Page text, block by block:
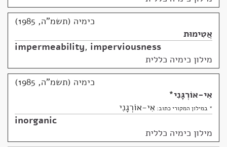
כימיה (תשמ"ה, 1985)
אֲטִימוּת
impermeability, imperviousness
מילון כימיה כללית
כימיה (תשמ"ה, 1985)
אִי-אוֹרְגָּנִי*
* במילון המקורי כתוב: אִי-אוֹרְגָנִי
inorganic
מילון כימיה כללית